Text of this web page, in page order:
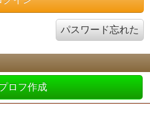
パスワード忘れた
ロフ作成